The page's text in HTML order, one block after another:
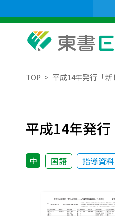
TOP 平成14年発行「
平成14年発
中 国語 指導資料